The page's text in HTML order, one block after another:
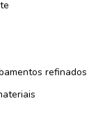
refinados